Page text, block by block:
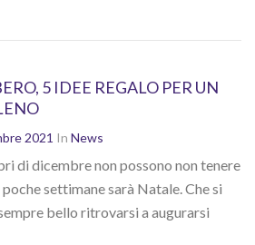
5 IDEE REGALO PER UN
2021 In News
di dicembre non possono non tenere
settimane sarà Natale. Che si
bello ritrovarsi a augurarsi